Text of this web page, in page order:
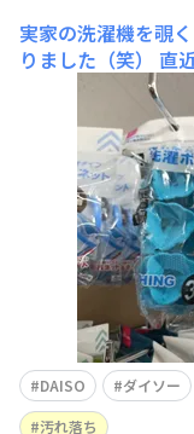
実家の洗濯機を覗
りました（笑）
直
らやったため、普
ナーへ。実家の洗
が気になってはい
日商品をいくつか
恥ずかしい(/ω＼)
DAISO ダイソー
汚れ落ち